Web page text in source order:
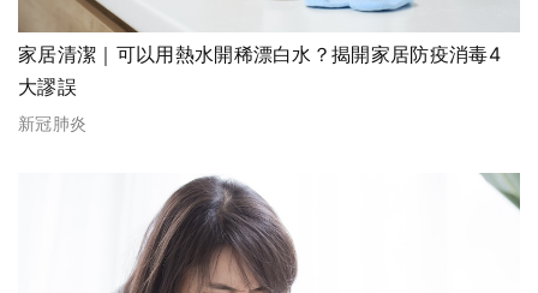
家居清潔｜可以用熱水開稀漂白水？揭開家居防疫消毒4
大謬誤
新冠肺炎